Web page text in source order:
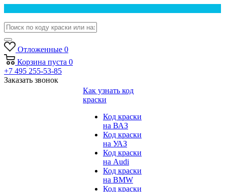
Отложенные 0
Корзина пуста 0
+7 495 255-53-85
Заказать звонок
Как узнать код
краски
Код краски
на ВАЗ
Код краски
на УАЗ
Код краски
на Audi
Код краски
на BMW
Код краски